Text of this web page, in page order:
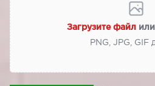
Загрузите файл
PNG, JPG, GIF